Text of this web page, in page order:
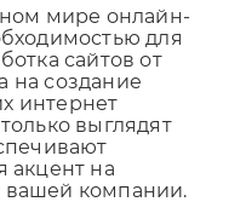
для
сайтов от
на создание
интернет
выглядят
на
компании.